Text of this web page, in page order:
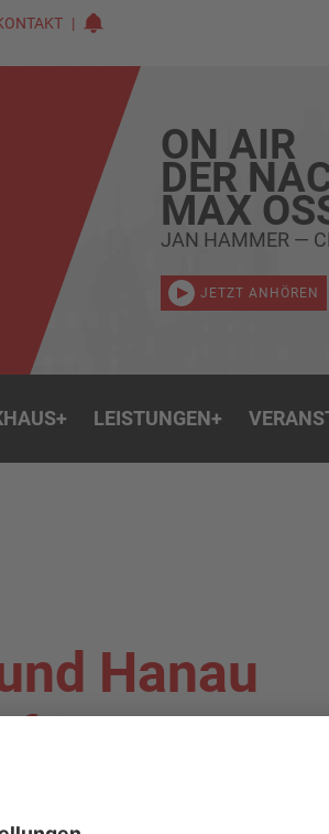
ON AIR
DER
MAX
JAN HAMMER —
JETZT ANHÖREN
+ LEISTUNGEN+
Hanau
für